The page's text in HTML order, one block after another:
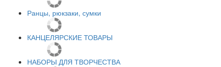
Ранцы, рюкзаки, сумки
КАНЦЕЛЯРСКИЕ ТОВАРЫ
НАБОРЫ ДЛЯ ТВОРЧЕСТВА